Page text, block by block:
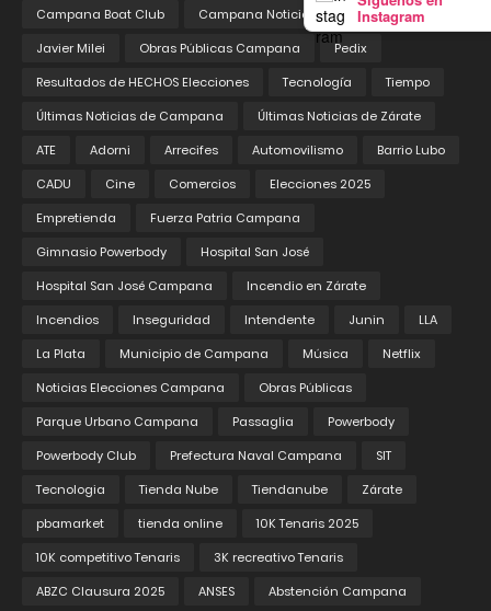
Instagram
Campana Boat Club Campana Noticias
Educación
Javier Milei
Obras Públicas Campana
Pedix
Resultados de HECHOS Elecciones
Tecnología
Tiempo
Últimas Noticias de Campana
Últimas Noticias de Zárate
ATE
Adorni Arrecifes Automovilismo
Barrio Lubo
CADU
Cine Comercios
Elecciones 2025
Empretienda
Fuerza Patria Campana
Gimnasio Powerbody
Hospital San José
Hospital San José Campana
Incendio en Zárate
Incendios
Inseguridad Intendente Junin
LLA
La Plata
Municipio de Campana Música
Netflix
Noticias Elecciones Campana
Obras Públicas
Parque Urbano Campana
Passaglia
Powerbody
Powerbody Club
Prefectura Naval Campana
SIT
Tecnologia
Tienda Nube Tiendanube
Zárate
pbamarket
tienda online
10K Tenaris 2025
10K competitivo Tenaris
3K recreativo Tenaris
ABZC Clausura 2025
ANSES
Abstención Campana